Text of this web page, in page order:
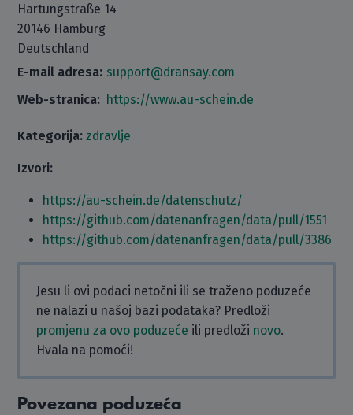
Hartungstraße 14
20146 Hamburg
Deutschland
E-mail adresa: support@dransay.com
Web-stranica: https://www.au-schein.de
Kategorija: zdravlje
Izvori:
https://au-schein.de/datenschutz/
https://github.com/datenanfragen/data/pull/1551
https://github.com/datenanfragen/data/pull/3386
Jesu li ovi podaci netočni ili se traženo poduzeće
ne nalazi u našoj bazi podataka? Predloži
promjenu za ovo poduzeće ili predloži novo.
Hvala na pomoći!
Povezana poduzeća